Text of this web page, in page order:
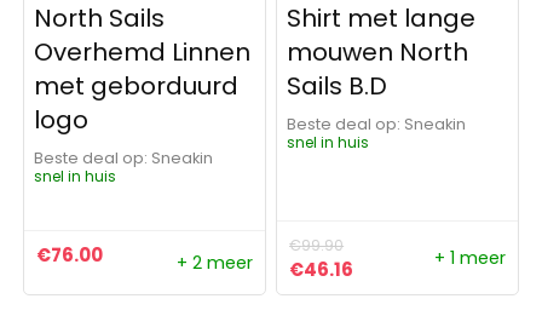
North Sails
Overhemd Linnen
met geborduurd
logo
Beste deal op:
Sneakin
snel in huis
€76.00 + 2 meer
Shirt met lange
mouwen North
Sails B.D
Beste deal op:
Sneakin
snel in huis
€99.90
Oorspronkelijke prijs
€46.16 Huidige prijs is:
+ 1 meer